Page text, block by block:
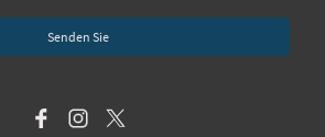
Senden Sie